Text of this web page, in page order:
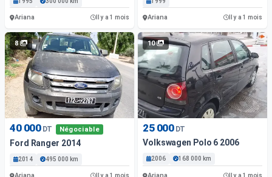
Ariana Il y a 1 mois Ariana Il y a 1 mois
8
40 000 DT Négociable
Ford Ranger 2014
2014 495 000 km
Il y a 1 mois
10
25 000 DT
Volkswagen Polo 6 2006
2006 168 000 km
Il y a 1 mois